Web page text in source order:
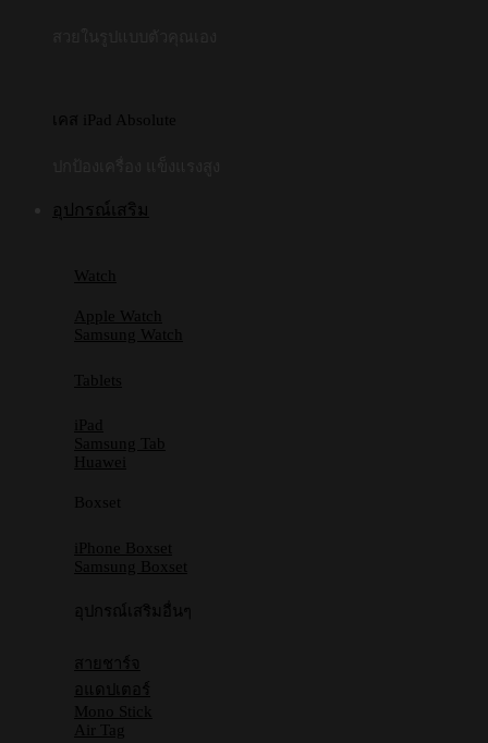
เคส iPad Absolute
อุปกรณ์เสริม
Watch
Apple Watch
Samsung Watch
Tablets
iPad
Samsung Tab
Huawei
Boxset
iPhone Boxset
Samsung Boxset
อุปกรณ์เสริมอื่นๆ
สายชาร์จ
อแดปเตอร์
Mono Stick
Air Tag